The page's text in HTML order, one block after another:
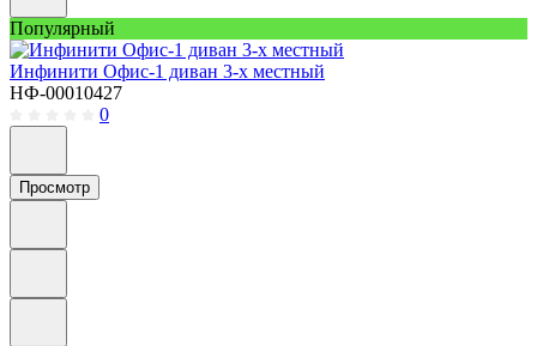
Популярный
Инфинити Офис-1 диван 3-х местный
НФ-00010427
0
Просмотр